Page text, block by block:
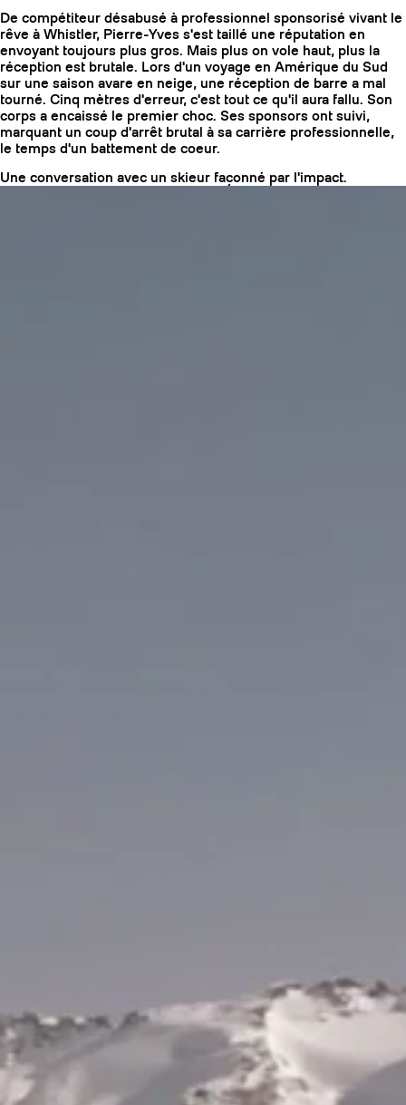
COUTEAUX
De compétiteur désabusé à professionnel sponsorisé vivant le
rêve à Whistler, Pierre-Yves s'est taillé une réputation en
envoyant toujours plus gros. Mais plus on vole haut, plus la
réception est brutale. Lors d'un voyage en Amérique du Sud
sur une saison avare en neige, une réception de barre a mal
tourné. Cinq mètres d'erreur, c'est tout ce qu'il aura fallu. Son
corps a encaissé le premier choc. Ses sponsors ont suivi,
marquant un coup d'arrêt brutal à sa carrière professionnelle,
le temps d'un battement de coeur.
Une conversation avec un skieur façonné par l'impact.